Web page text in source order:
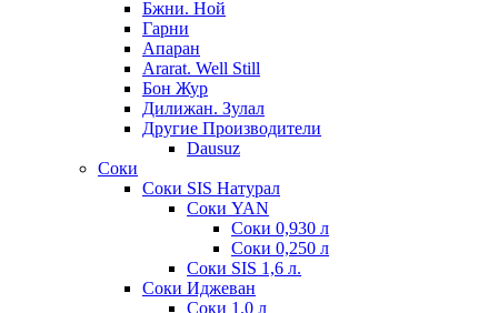
Бжни. Ной
Гарни
Апаран
Ararat. Well Still
Бон Жур
Дилижан. Зулал
Другие Производители
Dausuz
Соки
Соки SIS Натурал
Соки YAN
Соки 0,930 л
Соки 0,250 л
Соки SIS 1,6 л.
Соки Иджеван
Соки 1.0 л